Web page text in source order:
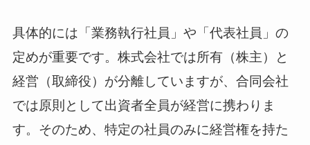
具体的には「業務執行社員」や「代表社員」の
定めが重要です。株式会社では所有（株主）と
経営（取締役）が分離していますが、合同会社
では原則として出資者全員が経営に携わりま
す。そのため、特定の社員のみに経営権を持た